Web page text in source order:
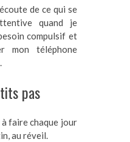
de ce qui se
quand je
compulsif et
mon téléphone
pas
faire chaque jour
au réveil.